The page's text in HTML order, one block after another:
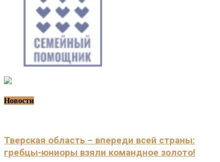
Новости
Тверская область – впереди всей страны:
гребцы-юниоры взяли командное золото!